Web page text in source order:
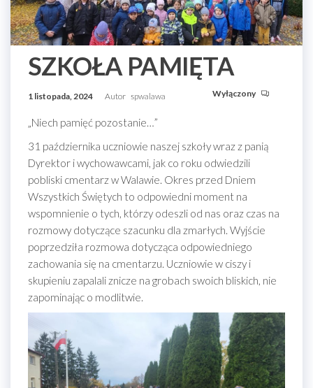
SZKOŁA PAMIĘTA
1 listopada, 2024 Autor spwalawa Wyłączony
„Niech pamięć pozostanie…”
31 października uczniowie naszej szkoły wraz z panią
Dyrektor i wychowawcami, jak co roku odwiedzili
pobliski cmentarz w Walawie. Okres przed Dniem
Wszystkich Świętych to odpowiedni moment na
wspomnienie o tych, którzy odeszli od nas oraz czas na
rozmowy dotyczące szacunku dla zmarłych. Wyjście
poprzedziła rozmowa dotycząca odpowiedniego
zachowania się na cmentarzu. Uczniowie w ciszy i
skupieniu zapalali znicze na grobach swoich bliskich, nie
zapominając o modlitwie.